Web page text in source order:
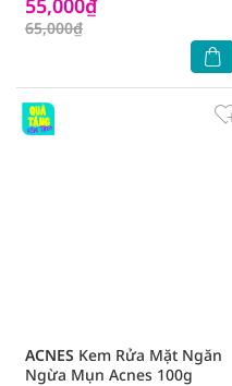
65,000₫
ACNES Kem Rửa Mặt Ngăn
Ngừa Mụn Acnes 100g